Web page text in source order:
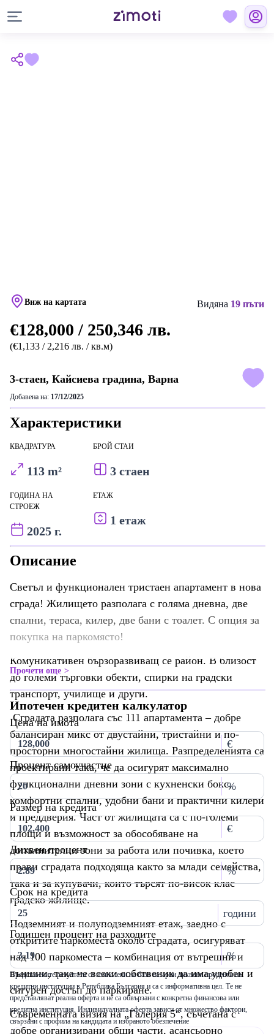
Виж на картата Видяна 19 пъти
€128,000 / 250,346 лв.
(€1,133 / 2,216 лв. / кв.м)
3-стаен, Кайсиева градина, Варна
Добавена на: 17/12/2025
Характеристики
КВАДРАТУРА
113 m²
БРОЙ СТАИ
3 стаен
ГОДИНА НА
СТРОЕЖ
2025 г.
ЕТАЖ
1 етаж
Описание
Светъл и функционален тристаен апартамент в нова
сграда! Жилището разполага с голяма дневна, две
спални, тераса, килер, две бани с тоалет. С опция за
покупка на паркомясто!
Комуникативен бързоразвиващ се район. В близост
до големи търговки обекти, спирки на градски
транспорт, училище и други.
Сградата разполага със 111 апартамента – добре
балансиран микс от двустайни, тристайни и по-
просторни многостайни жилища. Разпределенията са
проектирани така, че да осигурят максимално
функционални дневни зони с кухненски бокс,
комфортни спални, удобни бани и практични килери
и преддверия. Част от жилищата са с по-големи
площи и възможност за обособяване на
допълнителни зони за работа или почивка, което
прави сградата подходяща както за млади семейства,
така и за купувачи, които търсят по-висок клас
градско жилище.
Подземният и полуподземният етаж, заедно с
откритите паркоместа около сградата, осигуряват
над 100 паркоместа – комбинация от вътрешни и
външни, така че всеки собственик да има удобен и
сигурен достъп до паркиране.
Съвременната визия на „Галерия 5“, съчетана с
добре организирани общи части, асансьорно
Прочети още
Ипотечен кредитен калкулатор
Цена на имота
€
Процент самоучастие
%
Размер на кредита
€
Лихвен процент
%
Срок на кредита
години
Годишен процент на разходите
%
Представените резултати са изчислени на база пазарни лихвени проценти на
кредитни институции в Република България и са с информативна цел. Те не
представляват реална оферта и не са обвързани с конкретна финансова или
кредитна институция. Индивидуалната оферта зависи от множество фактори,
свързани с профила на кандидата и избраното обезпечение